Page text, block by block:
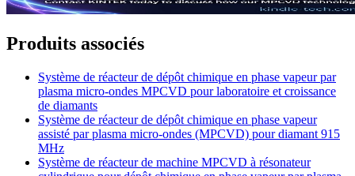
Produits associés
Système de réacteur de dépôt chimique en phase vapeur par
plasma micro-ondes MPCVD pour laboratoire et croissance
de diamants
Système de réacteur de dépôt chimique en phase vapeur
assisté par plasma micro-ondes (MPCVD) pour diamant 915
MHz
Système de réacteur de machine MPCVD à résonateur